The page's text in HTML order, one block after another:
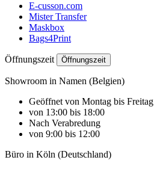
E-cusson.com
Mister Transfer
Maskbox
Bags4Print
Öffnungszeit Öffnungszeit
Showroom in Namen (Belgien)
Geöffnet von Montag bis Freitag
von 13:00 bis 18:00
Nach Verabredung
von 9:00 bis 12:00
Büro in Köln (Deutschland)